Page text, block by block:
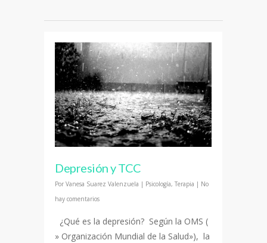
Depresión y TCC
Por Vanesa Suarez Valenzuela | Psicología, Terapia | No
hay comentarios
¿Qué es la depresión? Según la OMS (
» Organización Mundial de la Salud»), la